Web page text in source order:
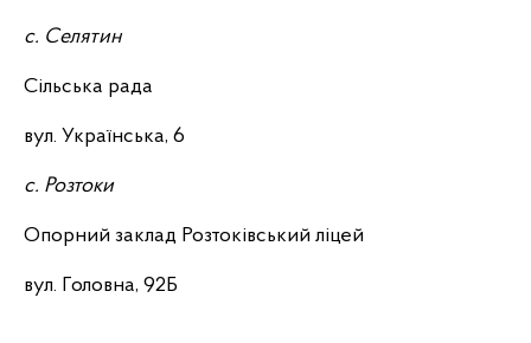
с. Селятин
Сільська рада
вул. Українська, 6
с. Розтоки
Опорний заклад Розтоківський ліцей
вул. Головна, 92Б